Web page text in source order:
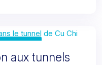
aux tunnels